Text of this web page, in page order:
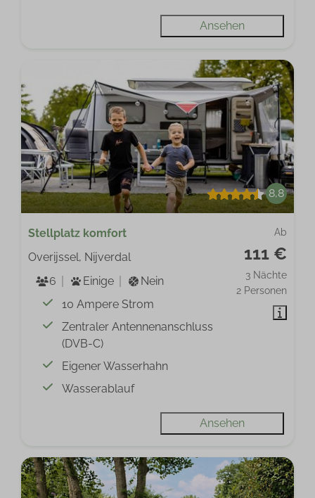
Ansehen
8,8
Ab
111 €
3 Nächte
2 Personen
Stellplatz komfort
Overijssel, Nijverdal
6
Einige
Nein
10 Ampere Strom
Zentraler Antennenanschluss
(DVB-C)
Eigener Wasserhahn
Wasserablauf
Ansehen